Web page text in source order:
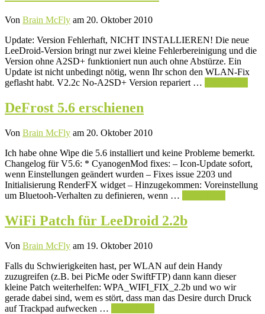
Von Brain McFly am 20. Oktober 2010
Update: Version Fehlerhaft, NICHT INSTALLIEREN! Die neue
LeeDroid-Version bringt nur zwei kleine Fehlerbereinigung und die
Version ohne A2SD+ funktioniert nun auch ohne Abstürze. Ein
Update ist nicht unbedingt nötig, wenn Ihr schon den WLAN-Fix
geflasht habt. V2.2c No-A2SD+ Version repariert …
DeFrost 5.6 erschienen
Von Brain McFly am 20. Oktober 2010
Ich habe ohne Wipe die 5.6 installiert und keine Probleme bemerkt.
Changelog für V5.6: * CyanogenMod fixes: – Icon-Update sofort,
wenn Einstellungen geändert wurden – Fixes issue 2203 und
Initialisierung RenderFX widget – Hinzugekommen: Voreinstellung
um Bluetooh-Verhalten zu definieren, wenn …
WiFi Patch für LeeDroid 2.2b
Von Brain McFly am 19. Oktober 2010
Falls du Schwierigkeiten hast, per WLAN auf dein Handy
zuzugreifen (z.B. bei PicMe oder SwiftFTP) dann kann dieser
kleine Patch weiterhelfen: WPA_WIFI_FIX_2.2b und wo wir
gerade dabei sind, wem es stört, dass man das Desire durch Druck
auf Trackpad aufwecken …